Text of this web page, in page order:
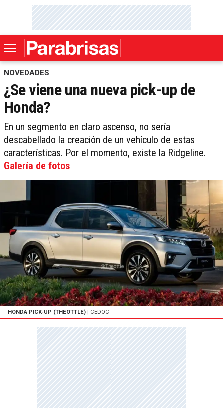
NOVEDADES
¿Se viene una nueva pick-up de
Honda?
En un segmento en claro ascenso, no sería
descabellado la creación de un vehículo de estas
características. Por el momento, existe la Ridgeline.
Galería de fotos
HONDA PICK-UP (THEOTTLE) | CEDOC